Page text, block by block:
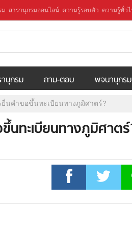
ม สารานุกรมออนไลน์ ความรู้รอบตัว ความรู้ทั่วไ
นุกรม ถาม-ตอบ พจนานุกรม
นคำขอขึ้นทะเบียนทางภูมิศาตร์?
นทะเบียนทางภูมิศาต